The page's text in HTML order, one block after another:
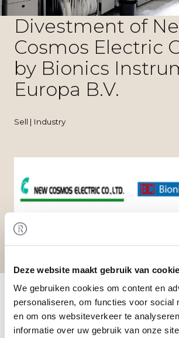
Deze website maakt gebruik van
We gebruiken cookies om content en
personaliseren, om functies voor social
en om ons websiteverkeer te
informatie over uw gebruik van onze
Divestment of
Cosmos Electric
by Bionics
Europa B.V.
Sell | Industry
Electric Co., Ltd. by Bionics
B.V.
Transaction